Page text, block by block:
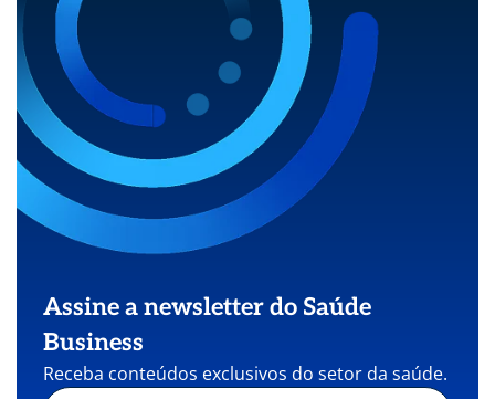
Assine a newsletter do Saúde
Business
Receba conteúdos exclusivos do setor da saúde.